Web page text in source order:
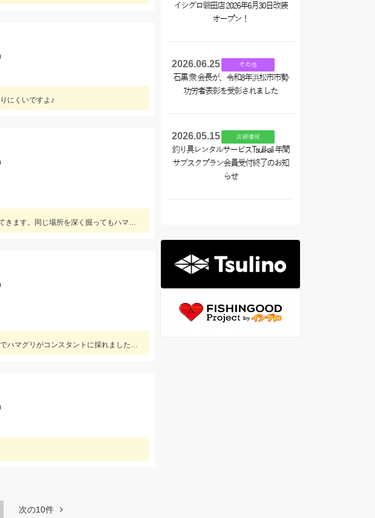
にくいですよ♪
ハマグリを見つけるコツは5～10㎝くらいの深さを掘る、コツンと当たったらそこを掘ると貝が出てきます。同じ場所を深く掘ってもハマグリは出てきませんよ。
三河エリア・静岡エリア合同で春日浦海岸へ潮干狩りへ！雨の後の風が強い一日でしたが、短時間でハマグリがコンスタントに採れました♪ぜひみなさん行ってみてくださいね
次の10件
イシグロ磐田店 2026年6月30日改装
オープン！
2026.06.25 その他
石黒 衆 会長が、令和8年浜松市市勢
功労者表彰を受彰されました
2026.05.15 店舗情報
釣り具レンタルサービスTsulikali 年間
サブスクプラン会員受付終了のお知
らせ